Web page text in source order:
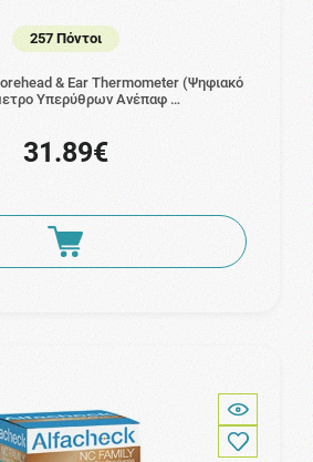
257 Πόντοι
& Ear Thermometer (Ψηφιακό
Υπερύθρων Ανέπαφ …
31.89€